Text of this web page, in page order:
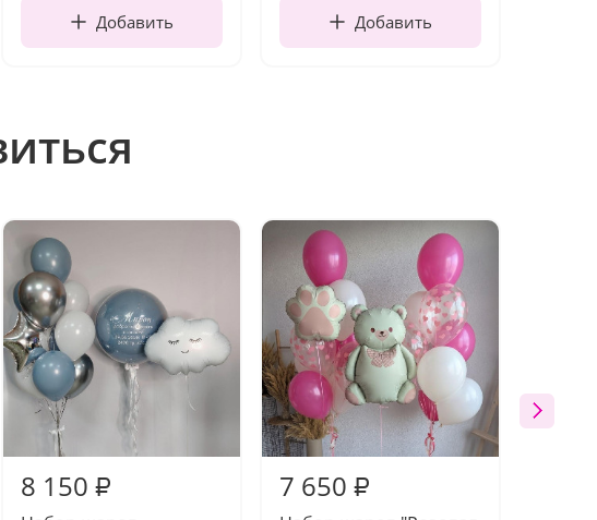
Добавить Добавить
8 150 ₽ 7 650 ₽